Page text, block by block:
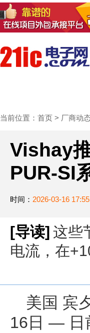
当前位置： 首页 > 厂商动态
Vishay
PUR-SI
时间： 2026-03-16
[导读] 这些
电流，在
美国 宾
16日 — 日